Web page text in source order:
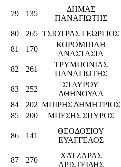
79 135
ΔΗΜΑΣ
ΠΑΝΑΓΙΩΤΗΣ
80
265 ΤΣΙΟΤΡΑΣ ΓΕΩΡΓΙΟΣ
81
170
ΚΟΡΟΜΠΙΛΗ
ΑΝΑΣΤΑΣΙΑ
82 261
ΤΡΥΜΠΟΝΙΑΣ
ΠΑΝΑΓΙΩΤΗΣ
83
252
ΣΤΑΥΡΟΥ
ΑΘΗΝΟΥΛΑ
84 202 ΜΠΙΡΗΣ ΔΗΜΗΤΡΙΟΣ
85
200 ΜΠΕΣΗΣ ΣΠΥΡΟΣ
86 141
ΘΕΟΔΟΣΙΟΥ
ΕΥΑΓΓΕΛΟΣ
87
270
ΧΑΤΖΑΡΑΣ
ΑΡΙΣΤΕΙΔΗΣ